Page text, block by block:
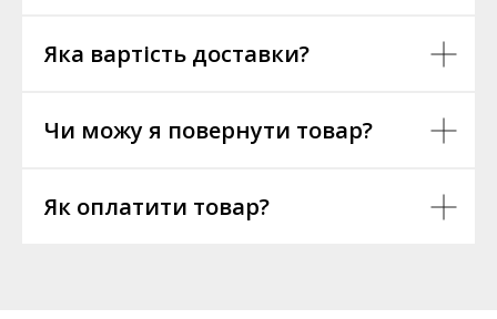
Яка вартість доставки?
Чи можу я повернути товар?
Як оплатити товар?